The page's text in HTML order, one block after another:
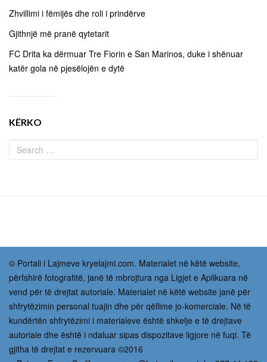
Zhvillimi i fëmijës dhe roli i prindërve
Gjithnjë më pranë qytetarit
FC Drita ka dërmuar Tre Fiorin e San Marinos, duke i shënuar
katër gola në pjesëlojën e dytë
KËRKO
© Portali i Lajmeve kryelajmi.com. Materialet në këtë website,
përfshirë fotografitë, janë të mbrojtura nga Ligjet e Aplikuara në
vend për të drejtat autoriale. Materialet në këtë website janë për
shfrytëzimin personal tuajin dhe për qëllime jo-komerciale. Në të
kundërtën shfrytëzimi i materialeve është shkelje e të drejtave
autoriale dhe është i ndaluar sipas dispozitave ligjore në fuqi. Të
gjitha të drejtat e rezervuara ©2016